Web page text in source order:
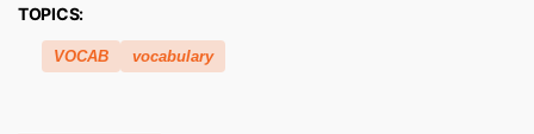
TOPICS:
VOCAB vocabulary